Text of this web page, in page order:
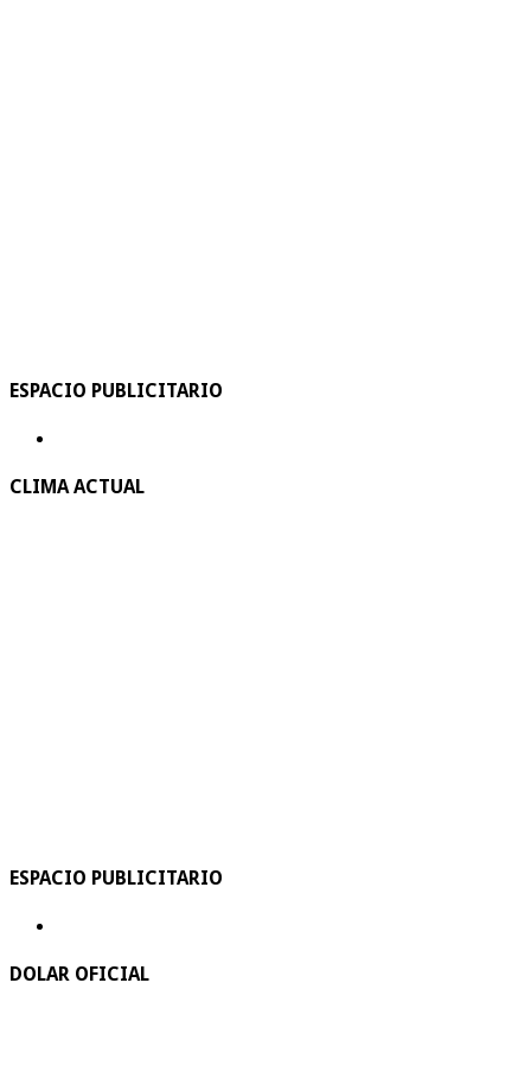
ESPACIO PUBLICITARIO
CLIMA ACTUAL
ESPACIO PUBLICITARIO
DOLAR OFICIAL